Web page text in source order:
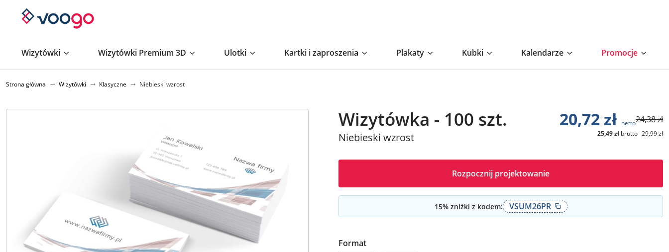
Wizytówki Wizytówki Premium 3D Ulotki Kartki i zaproszenia Plakaty Kubki Kalendarze Promocje
Strona główna Wizytówki Klasyczne Niebieski wzrost
Wizytówka - 100 szt.
Niebieski wzrost
20,72zł netto24,38zł
25,49zł brutto 29,99zł
Rozpocznij projektowanie
15% zniżki z kodem: VSUM26PR
Format